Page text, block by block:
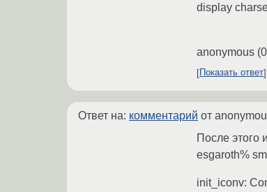
display
anonymous (
Показать ответ
Ответ на: комментарий от
После этого
esgaroth%
init_iconv: